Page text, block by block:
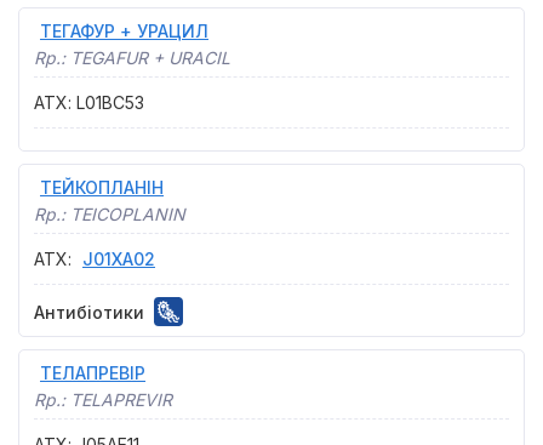
ТЕГАФУР + УРАЦИЛ
Rp.: TEGAFUR + URACIL
АТХ: L01BC53
ТЕЙКОПЛАНІН
Rp.: TEICOPLANIN
АТХ: J01XA02
Антибіотики
ТЕЛАПРЕВІР
Rp.: TELAPREVIR